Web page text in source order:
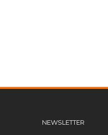
NEWSLETTER